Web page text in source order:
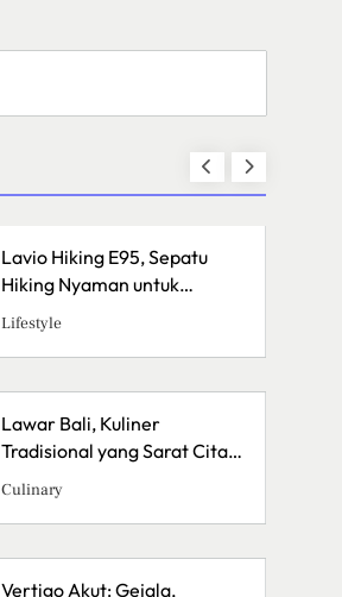
Lavio Hiking E95, Sepatu
Hiking Nyaman untuk
Petualangan
Lifestyle
Lawar Bali, Kuliner
Tradisional yang Sarat Cita
Rasa
Culinary
Vertigo Akut: Gejala,